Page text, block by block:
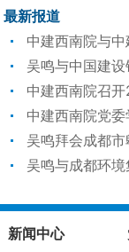
最新报道
中建西南院与
吴鸣与中国建
中建西南院召
中建西南院党
吴鸣拜会成都
吴鸣与成都环
新闻中心